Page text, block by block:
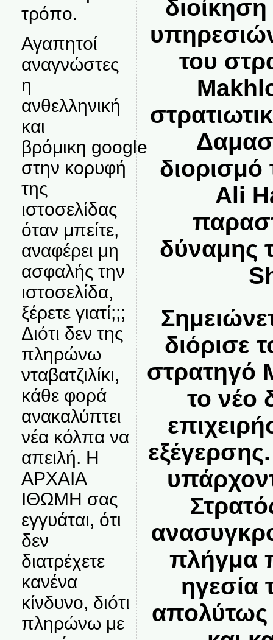
τρόπο.
Αγαπητοί
αναγνώστες
η
ανθελληνική
και
βρόμικη google
στην κορυφή
της
ιστοσελίδας
όταν μπείτε,
αναφέρει μη
ασφαλής την
ιστοσελίδα,
ξέρετε γιατί;;;
Διότι δεν της
πληρώνω
νταβατζιλίκι,
κάθε φορά
ανακαλύπτει
νέα κόλπα να
απειλή. Η
ΑΡΧΑΙΑ
ΙΘΩΜΗ σας
εγγυάται, ότι
δεν
διατρέχετε
κανένα
κίνδυνο, διότι
πληρώνω με
του
Ali
δύναμης
διόρισε
στρατηγό
το νέο
πλήγμα
ηγεσία